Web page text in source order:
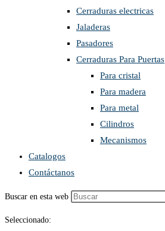
Cerraduras electricas
Jaladeras
Pasadores
Cerraduras Para Puertas
Para cristal
Para madera
Para metal
Cilindros
Mecanismos
Catalogos
Contáctanos
Buscar en esta web
Seleccionado: